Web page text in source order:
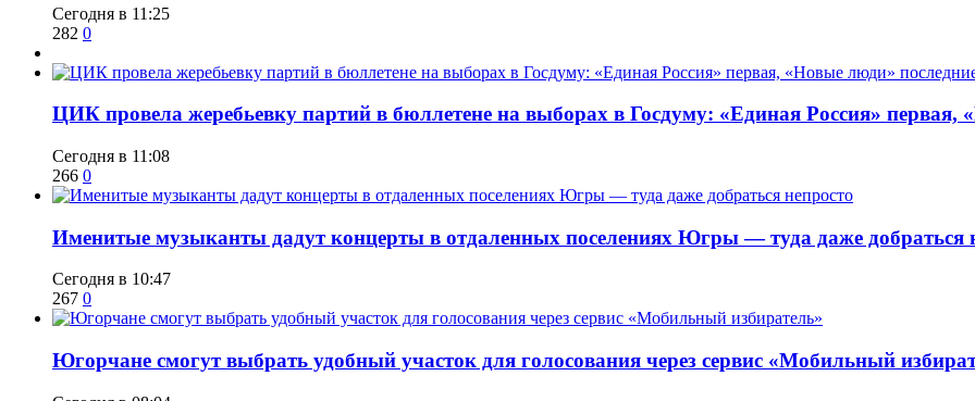
Сегодня в 11:25
282 0
ЦИК провела жеребьевку партий в бюллетене на выборах в Госдуму: «Единая Россия» первая,
Сегодня в 11:08
266 0
Именитые музыканты дадут концерты в отдаленных поселениях Югры — туда даже добраться
Сегодня в 10:47
267 0
Югорчане смогут выбрать удобный участок для голосования через сервис «Мобильный